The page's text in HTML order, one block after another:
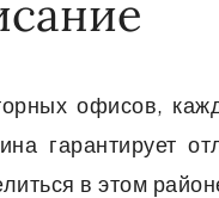
офисов,
гарантирует
в этом